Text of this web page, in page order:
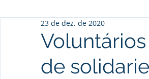
de
23 de dez. de 2020